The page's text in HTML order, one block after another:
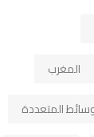
المغرب
المتعددة